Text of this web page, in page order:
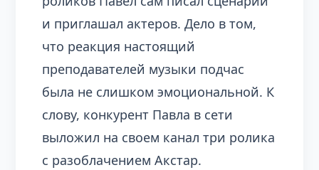
и приглашал актеров. Дело в том,
что реакция настоящий
преподавателей музыки подчас
была не слишком эмоциональной. К
слову, конкурент Павла в сети
выложил на своем канал три ролика
с разоблачением Акстар.